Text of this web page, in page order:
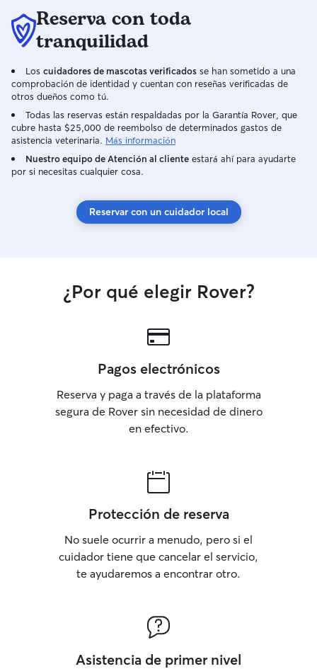
Reserva con toda
tranquilidad
Los cuidadores de mascotas verificados se han sometido a una
comprobación de identidad y cuentan con reseñas verificadas de
otros dueños como tú.
Todas las reservas están respaldadas por la Garantía Rover, que
cubre hasta $25,000 de reembolso de determinados gastos de
asistencia veterinaria. Más información
Nuestro equipo de Atención al cliente estará ahí para ayudarte
por si necesitas cualquier cosa.
Reservar con un cuidador local
¿Por qué elegir Rover?
Pagos electrónicos
Reserva y paga a través de la plataforma
segura de Rover sin necesidad de dinero
en efectivo.
Protección de reserva
No suele ocurrir a menudo, pero si el
cuidador tiene que cancelar el servicio,
te ayudaremos a encontrar otro.
Asistencia de primer nivel